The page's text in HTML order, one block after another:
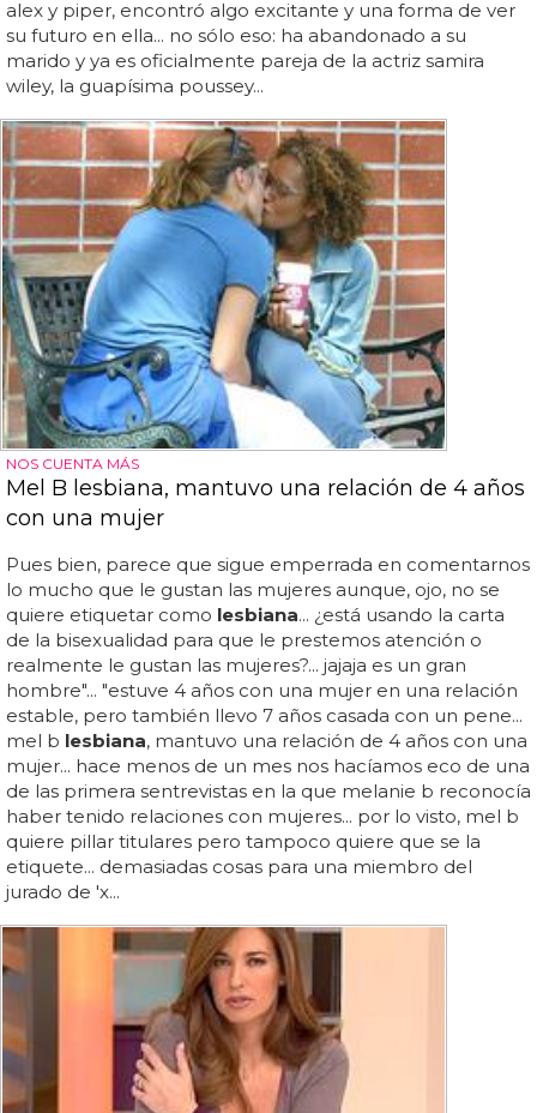
alex y piper, encontró algo excitante y una forma de ver
su futuro en ella... no sólo eso: ha abandonado a su
marido y ya es oficialmente pareja de la actriz samira
wiley, la guapísima poussey...
NOS CUENTA MÁS
Mel B lesbiana, mantuvo una relación de 4 años
con una mujer
Pues bien, parece que sigue emperrada en comentarnos
lo mucho que le gustan las mujeres aunque, ojo, no se
quiere etiquetar como lesbiana... ¿está usando la carta
de la bisexualidad para que le prestemos atención o
realmente le gustan las mujeres?... jajaja es un gran
hombre"... "estuve 4 años con una mujer en una relación
estable, pero también llevo 7 años casada con un pene...
mel b lesbiana, mantuvo una relación de 4 años con una
mujer... hace menos de un mes nos hacíamos eco de una
de las primera sentrevistas en la que melanie b reconocía
haber tenido relaciones con mujeres... por lo visto, mel b
quiere pillar titulares pero tampoco quiere que se la
etiquete... demasiadas cosas para una miembro del
jurado de 'x...